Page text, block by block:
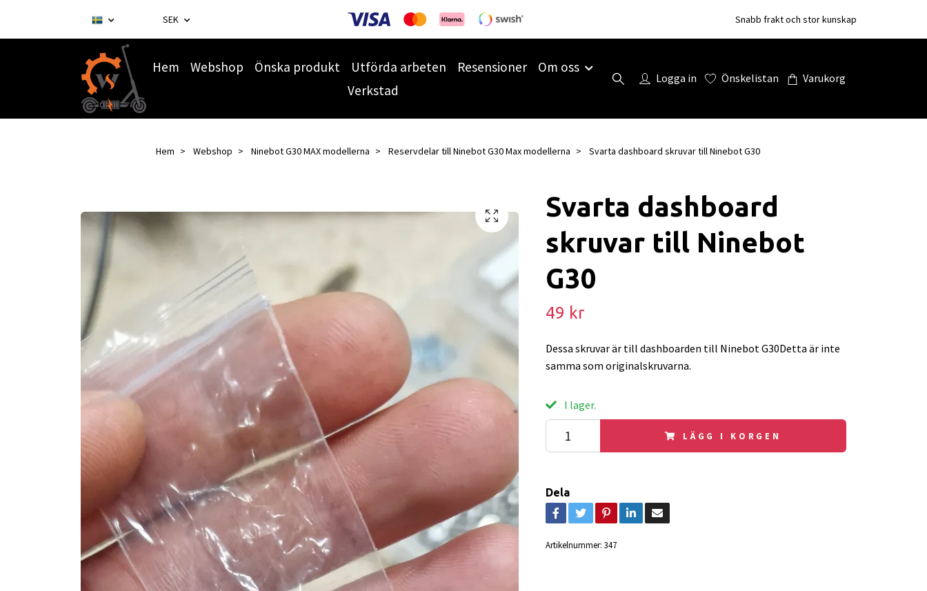
SEK Snabb frakt och stor kunskap
Hem Webshop Önska produkt Utförda arbeten Resensioner
Om oss
Verkstad
Logga in Önskelistan Varukorg
Hem Webshop Ninebot G30 MAX modellerna Reservdelar till Ninebot G30 Max modellerna Svarta dashboard skruvar till Ninebot G30
Svarta dashboard
skruvar till Ninebot
G30
49 kr
Dessa skruvar är till dashboarden till Ninebot G30Detta är inte
samma som originalskruvarna.
I lager.
LÄGG I KORGEN
Dela
Artikelnummer: 347